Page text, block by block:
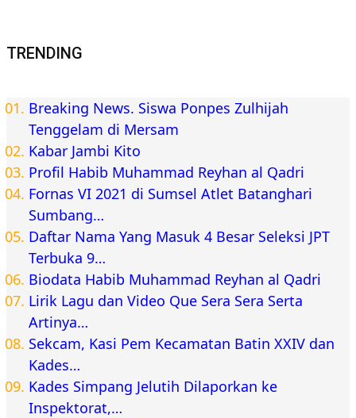
TRENDING
Breaking News. Siswa Ponpes Zulhijah
Tenggelam di Mersam
Kabar Jambi Kito
Profil Habib Muhammad Reyhan al Qadri
Fornas VI 2021 di Sumsel Atlet Batanghari
Sumbang…
Daftar Nama Yang Masuk 4 Besar Seleksi JPT
Terbuka 9…
Biodata Habib Muhammad Reyhan al Qadri
Lirik Lagu dan Video Que Sera Sera Serta
Artinya…
Sekcam, Kasi Pem Kecamatan Batin XXIV dan
Kades…
Kades Simpang Jelutih Dilaporkan ke
Inspektorat,…